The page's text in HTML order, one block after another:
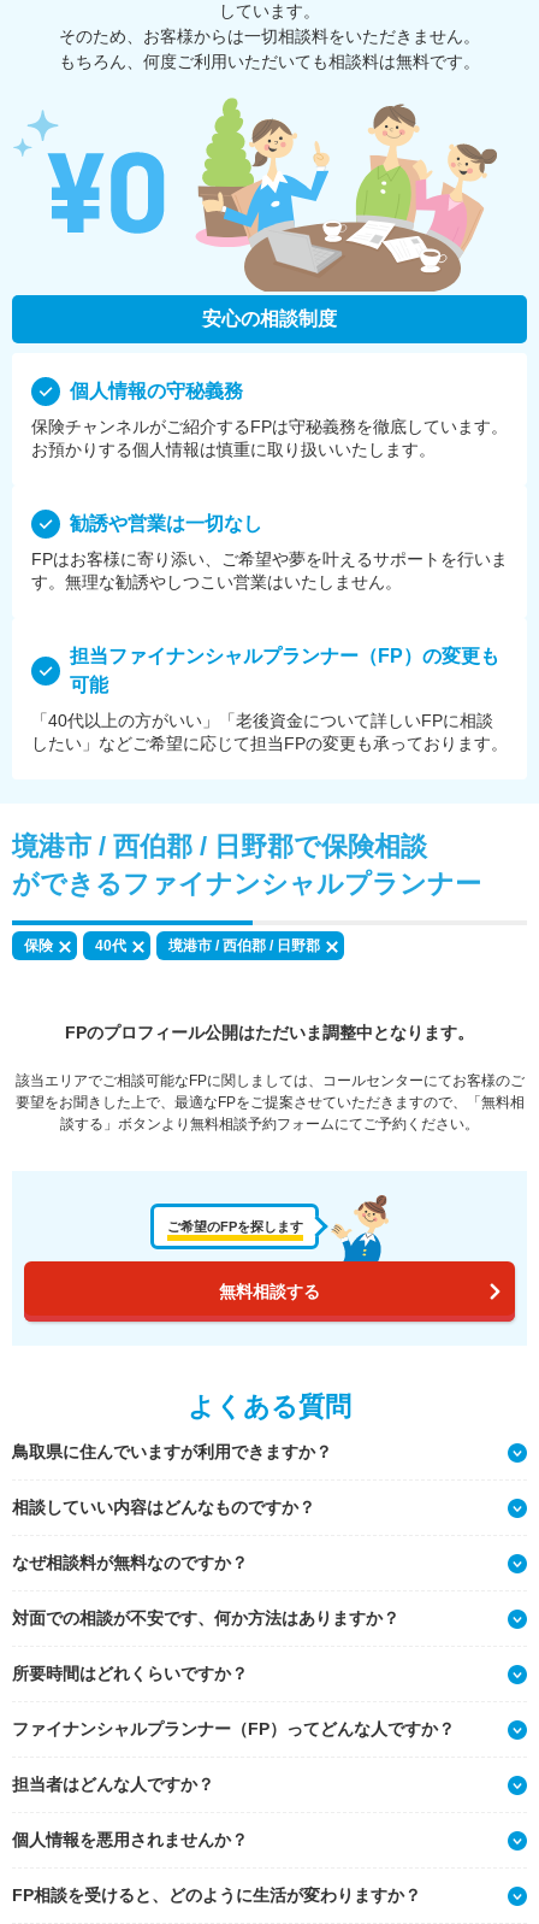
しています。
そのため、お客様からは一切相談料をいただきません。
もちろん、何度ご利⽤いただいても相談料は無料です。
安心の相談制度
個⼈情報の守秘義務
保険チャンネルがご紹介するFPは守秘義務を徹底しています。
お預かりする個⼈情報は慎重に取り扱いいたします。
勧誘や営業は⼀切なし
FPはお客様に寄り添い、ご希望や夢を叶えるサポートを⾏いま
す。無理な勧誘やしつこい営業はいたしません。
担当ファイナンシャルプランナー（FP）の変更も
可能
「40代以上の方がいい」「老後資金について詳しいFPに相談
したい」などご希望に応じて担当FPの変更も承っております。
境港市 / 西伯郡 / 日野郡で保険相談
ができる ファイナンシャルプランナー
保険 40代 境港市 / 西伯郡 / 日野郡
FPのプロフィール公開はただいま調整中となります。
該当エリアでご相談可能なFPに関しましては、コールセンターにてお客様のご
要望をお聞きした上で、最適なFPをご提案させていただきますので、「無料相
談する」ボタンより無料相談予約フォームにてご予約ください。
ご希望のFPを探します
無料相談する
よくある質問
鳥取県に住んでいますが利用できますか？
相談していい内容はどんなものですか？
なぜ相談料が無料なのですか？
対面での相談が不安です、何か方法はありますか？
所要時間はどれくらいですか？
ファイナンシャルプランナー（FP）ってどんな人ですか？
担当者はどんな人ですか？
個人情報を悪用されませんか？
FP相談を受けると、どのように生活が変わりますか？